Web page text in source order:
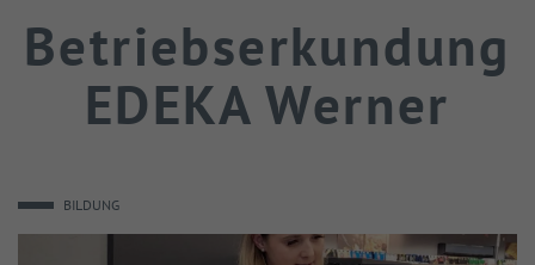
Betriebserkundung
EDEKA Werner
BILDUNG